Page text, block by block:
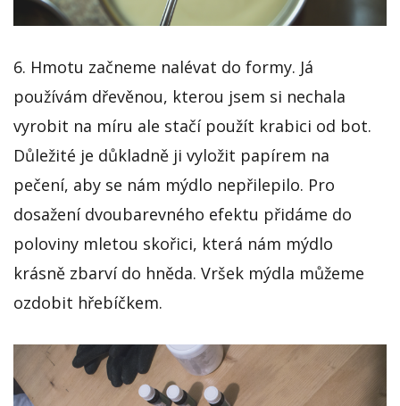
6. Hmotu začneme nalévat do formy. Já
používám dřevěnou, kterou jsem si nechala
vyrobit na míru ale stačí použít krabici od bot.
Důležité je důkladně ji vyložit papírem na
pečení, aby se nám mýdlo nepřilepilo. Pro
dosažení dvoubarevného efektu přidáme do
poloviny mletou skořici, která nám mýdlo
krásně zbarví do hněda. Vršek mýdla můžeme
ozdobit hřebíčkem.